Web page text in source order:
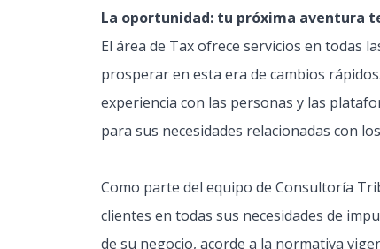
La oportunidad: tu próxima aventura
El área de Tax ofrece servicios en todas
prosperar en esta era de cambios
experiencia con las personas y las
para sus necesidades relacionadas con
Como parte del equipo de Consultoría
clientes en todas sus necesidades de
de su negocio, acorde a la normativa